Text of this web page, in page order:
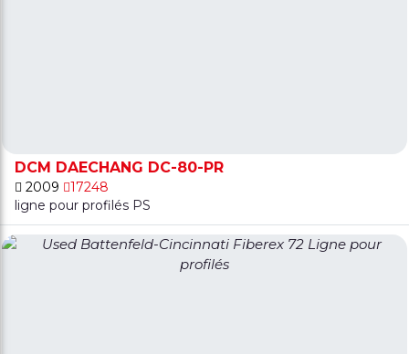
DCM DAECHANG DC-80-PR
2009
17248
ligne pour profilés PS